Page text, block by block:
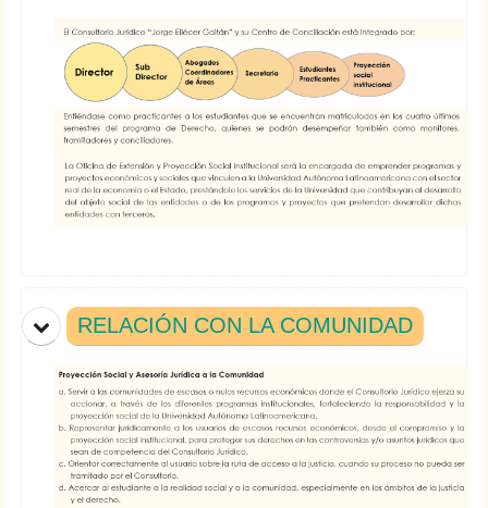
RELACIÓN CON LA COMUNIDAD